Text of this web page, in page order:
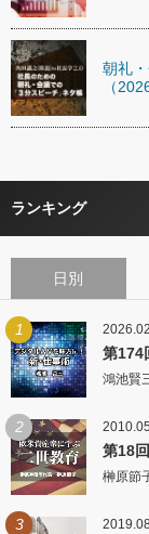
朝礼
（
ランキング
日別
1
第174
鴻池賢
2
第18
榊原節
3